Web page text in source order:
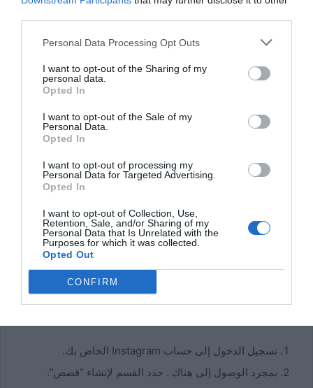
Personal Data Processing Opt Outs
I want to opt-out of the Sharing of my
personal data.
Opted In
I want to opt-out of the Sale of my
Personal Data.
Opted In
I want to opt-out of processing my
Personal Data for Targeted Advertising.
Opted In
I want to opt-out of Collection, Use,
Retention, Sale, and/or Sharing of my
Personal Data that Is Unrelated with the
Purposes for which it was collected.
Opted Out
CONFIRM
استخدامها لإنشاء GIF؟
بمنصة Giphy المتخصصة في إنشاءأفضل الرسوم المتحركة
محرك بحث GIFS ، وهو
متخصص أيضًا في تزويدك بجميع
الأدوات اللازمة عند إنشاء الخاص بك . يمكنك الوصول إليه من
جهازك المحمول أو من جهاز الكمبيوتر الشخصي الخاص بك.
مشاركاتك على Instagram؟
إذا كنت ترغب في إنشاء منشور عادي باستخدام صور GIF مضحكة ،
إلى قصصك أو توجيهها ، ولكن لا تقلق . ليس من المستحيل القيام
تسجيل الدخول إلى حساب Instagram الخاص بك.
بمجرد الوصول إلى هناك . حدد القسم لإنشاء “قصص”.